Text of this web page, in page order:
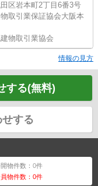
区岩本町2丁目6番3号
取引業保証協会大阪本
物取引業協会
情報の見方
する(無料)
する
物件数：0件
物件数：0件